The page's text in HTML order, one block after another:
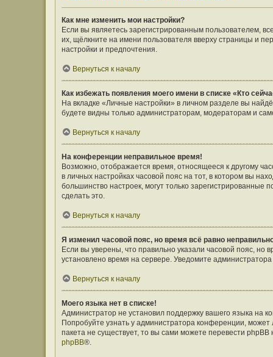
Как мне изменить мои настройки?
Если вы являетесь зарегистрированным пользователем,
их, щёлкните на имени пользователя вверху страницы и
настройки и предпочтения.
Вернуться к началу
Как избежать появления моего имени в списке «Кто
На вкладке «Личные настройки» в личном разделе вы
будете видны только администраторам, модераторам и
Вернуться к началу
На конференции неправильное время!
Возможно, отображается время, относящееся к другому
в личных настройках часовой пояс на тот, в котором вы
большинство настроек, могут только
сделать это.
Вернуться к началу
Я изменил часовой пояс, но время всё равно
Если вы уверены, что правильно указали часовой пояс,
установлено время на сервере. Уведомите
Вернуться к началу
Моего языка нет в списке!
Администратор не установил поддержку вашего языка на
Попробуйте узнать у администратора конференции, может
пакета не существует, то вы сами можете перевести
phpBB®.